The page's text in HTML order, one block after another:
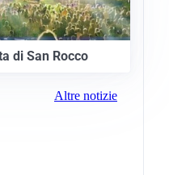
di San Rocco
Altre notizie